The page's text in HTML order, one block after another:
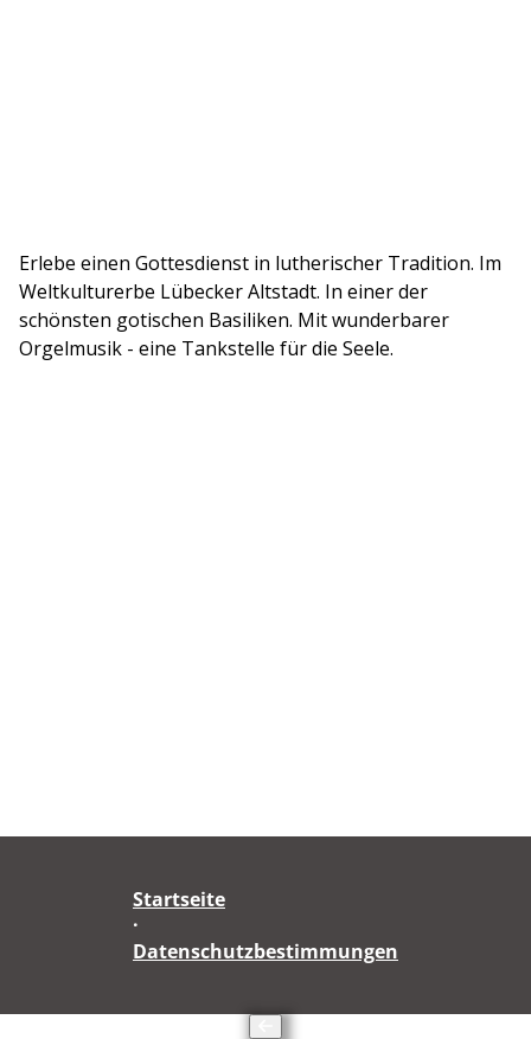
Erlebe einen Gottesdienst in lutherischer Tradition. Im
Weltkulturerbe Lübecker Altstadt. In einer der
schönsten gotischen Basiliken. Mit wunderbarer
Orgelmusik - eine Tankstelle für die Seele.
Startseite
·
Datenschutzbestimmungen